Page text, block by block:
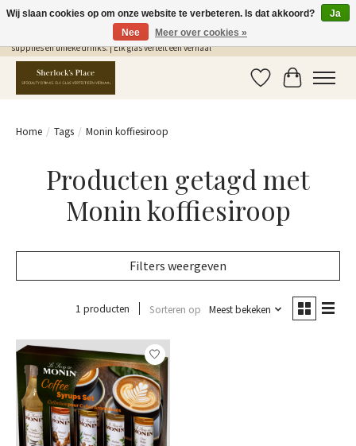
Gratis Verzending in NL vanaf €75,- | Sherlocks Place: dé plek voor MONIN siropen, bar
supplies en unieke drinks. | Elk glas vertelt een verhaal
Verlanglijst
Home / Tags / Monin koffiesiroop
Producten getagd met
Monin koffiesiroop
Filters weergeven
1 producten Sorteren op Meest bekeken
Wij slaan cookies op om onze website te verbeteren. Is dat akkoord?
Ja
Nee
Meer over cookies »